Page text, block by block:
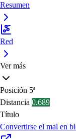
Resumen
Red
Ver más
Posición 5ª
Distancia 0.689
Título
Convertirse el mal en